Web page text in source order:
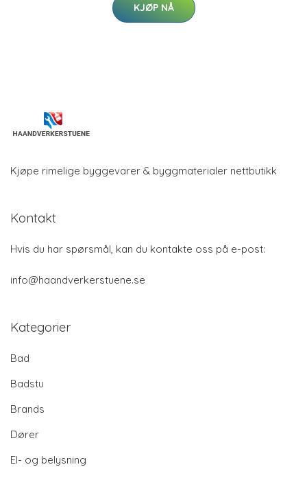
KJØP NÅ
Kjøpe rimelige byggevarer & byggmaterialer nettbutikk
Kontakt
Hvis du har spørsmål, kan du kontakte oss på e-post:
info@haandverkerstuene.se
Kategorier
Bad
Badstu
Brands
Dører
El- og belysning